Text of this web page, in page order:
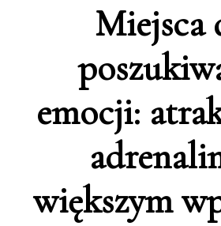
Miejsca
emocji:
większym